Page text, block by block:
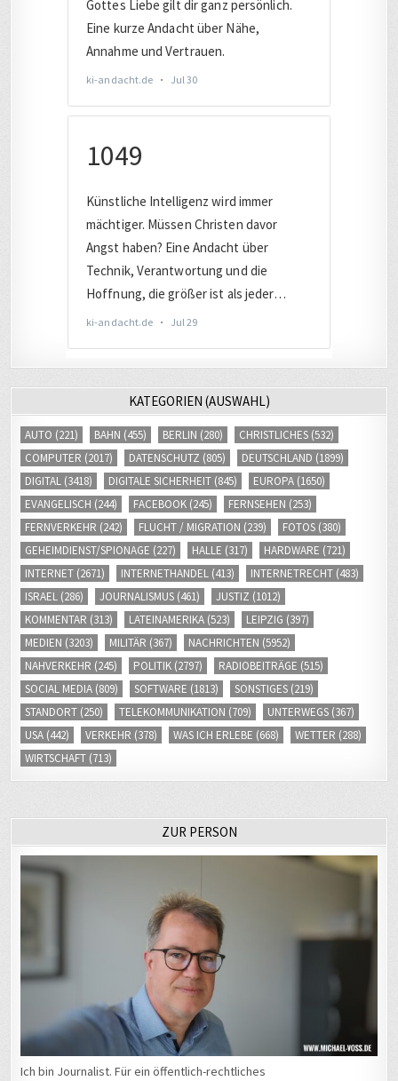
KATEGORIEN (AUSWAHL)
AUTO (221) BAHN (455) BERLIN (280) CHRISTLICHES (532)
COMPUTER (2017) DATENSCHUTZ (805) DEUTSCHLAND (1899)
DIGITAL (3418) DIGITALE SICHERHEIT (845) EUROPA (1650)
EVANGELISCH (244) FACEBOOK (245) FERNSEHEN (253)
FERNVERKEHR (242) FLUCHT / MIGRATION (239) FOTOS (380)
GEHEIMDIENST/SPIONAGE (227) HALLE (317) HARDWARE (721)
INTERNET (2671) INTERNETHANDEL (413) INTERNETRECHT (483)
ISRAEL (286) JOURNALISMUS (461) JUSTIZ (1012)
KOMMENTAR (313) LATEINAMERIKA (523) LEIPZIG (397)
MEDIEN (3203) MILITÄR (367) NACHRICHTEN (5952)
NAHVERKEHR (245) POLITIK (2797) RADIOBEITRÄGE (515)
SOCIAL MEDIA (809) SOFTWARE (1813) SONSTIGES (219)
STANDORT (250) TELEKOMMUNIKATION (709) UNTERWEGS (367)
USA (442) VERKEHR (378) WAS ICH ERLEBE (668) WETTER (288)
WIRTSCHAFT (713)
ZUR PERSON
Ich bin Journalist. Für ein öffentlich-rechtliches